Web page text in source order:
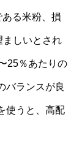
る米粉、損
ましいとされ
25％あたりの
バランスが良
使うと、高配